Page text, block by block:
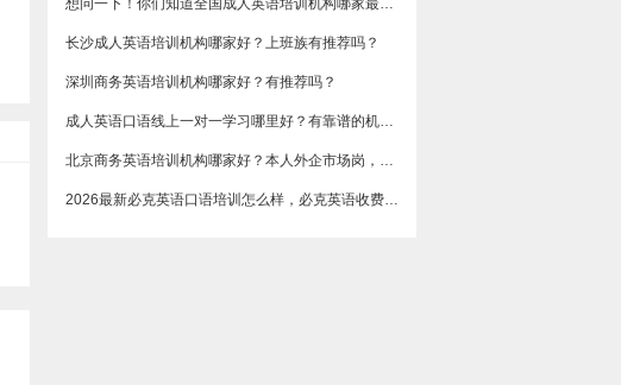
想问一下！你们知道全国成人英语培训机构哪家最好吗？收费多少呢？
长沙成人英语培训机构哪家好？上班族有推荐吗？
深圳商务英语培训机构哪家好？有推荐吗？
成人英语口语线上一对一学习哪里好？有靠谱的机构可以推荐吗？
​北京商务英语培训机构哪家好？本人外企市场岗，急需提升谈判和汇报口语，求真实体验分享，广告勿扰，谢谢
2026最新必克英语口语培训怎么样，必克英语收费价格多少？